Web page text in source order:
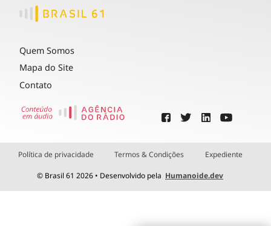
Quem Somos
Mapa do Site
Contato
Política de privacidade Termos & Condições Expediente
© Brasil 61 2026 • Desenvolvido pela Humanoide.dev